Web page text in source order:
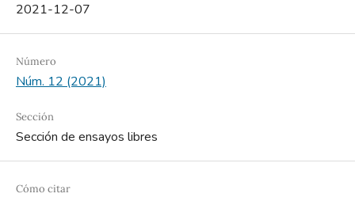
2021-12-07
Número
Núm. 12 (2021)
Sección
Sección de ensayos libres
Cómo citar